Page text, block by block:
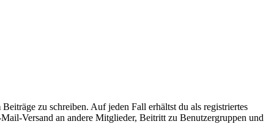
zu schreiben. Auf jeden Fall erhältst du als registriertes
Versand an andere Mitglieder, Beitritt zu Benutzergruppen und